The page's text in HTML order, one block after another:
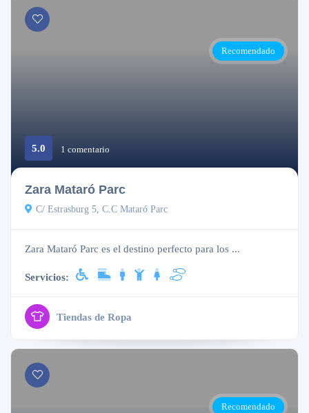
Recomendado
5.0 1 comentario
Zara Mataró Parc
C/ Estrasburg 5, C.C Mataró Parc
Zara Mataró Parc es el destino perfecto para los ...
Servicios:
Tiendas de Ropa
Recomendado